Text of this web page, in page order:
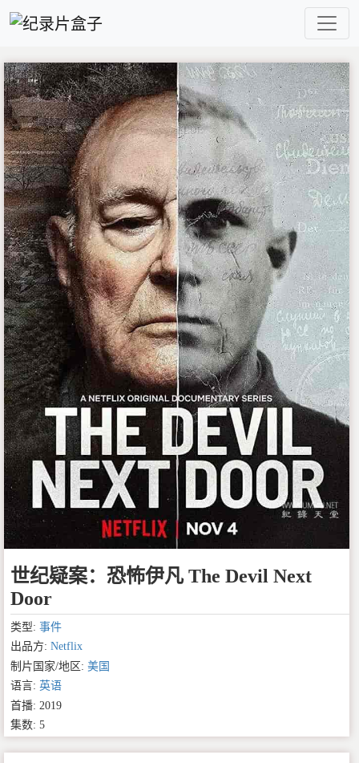
世纪疑案：恐怖伊凡 The Devil Next
Door
类型: 事件
出品方: Netflix
制片国家/地区: 美国
语言: 英语
首播: 2019
集数: 5